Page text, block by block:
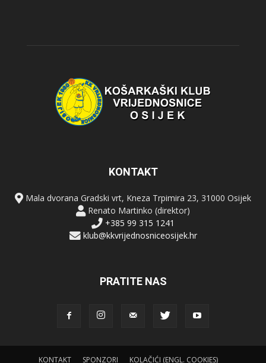
KONTAKT
Mala dvorana Gradski vrt, Kneza Trpimira 23, 31000 Osijek
Renato Martinko (direktor)
+385 99 315 1241
klub@kkvrijednosniceosijek.hr
PRATITE NAS
KONTAKT SPONZORI KOLAČIĆI (ENGL. COOKIES)